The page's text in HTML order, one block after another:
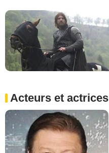
Acteurs et actrices